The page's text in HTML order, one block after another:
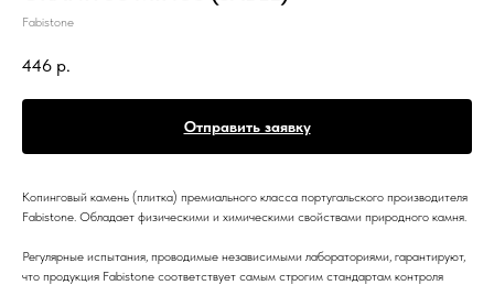
Fabistone
446 р.
Отправить заявку
Копинговый камень (плитка) премиального класса португальского производителя
Fabistone. Обладает физическими и химическими свойствами природного камня.
Регулярные испытания, проводимые независимыми лабораториями, гарантируют,
что продукция Fabistone соответствует самым строгим стандартам контроля